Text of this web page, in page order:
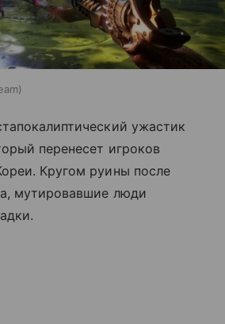
ужастик
перенесет игроков
Кругом руины после
мутировавшие люди